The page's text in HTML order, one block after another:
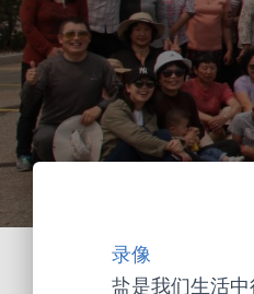
录像
盐是我们生活